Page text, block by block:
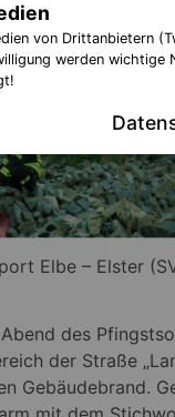
Elbe – Elster
des
der Straße
Gebäudebrand.
von Drittanbietern
werden wichtige